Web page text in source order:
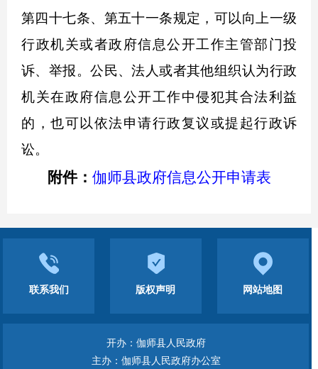
第四十七条、第五十一条规定，可以向上一级
行政机关或者政府信息公开工作主管部门投
诉、举报。公民、法人或者其他组织认为行政
机关在政府信息公开工作中侵犯其合法利益
的，也可以依法申请行政复议或提起行政诉
讼。
附件：伽师县政府信息公开申请表
联系我们 版权声明 网站地图
开办：伽师县人民政府
主办：伽师县人民政府办公室